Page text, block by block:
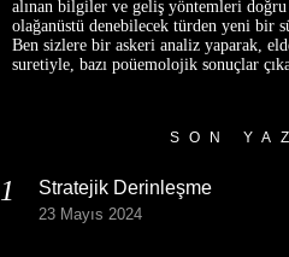
alınan bilgiler ve geliş yöntemleri doğru
olağanüstü denebilecek türden yeni bir
Ben sizlere bir askeri analiz yaparak,
suretiyle, bazı poüemolojik sonuçlar
SON
Stratejik Derinleşme
23 Mayıs 2024